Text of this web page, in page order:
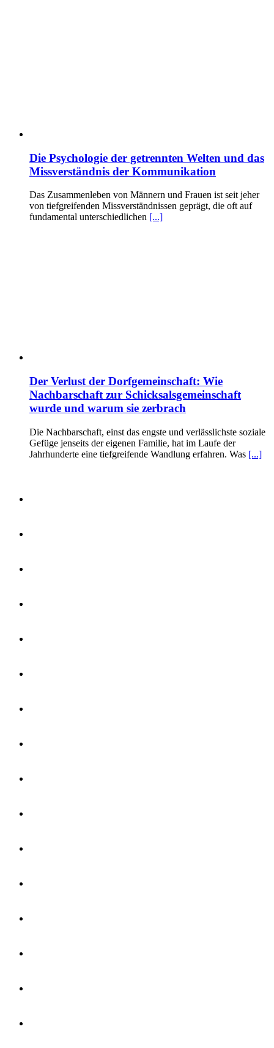
Die Psychologie der getrennten Welten und das
Missverständnis der Kommunikation
Das Zusammenleben von Männern und Frauen ist seit jeher
von tiefgreifenden Missverständnissen geprägt, die oft auf
fundamental unterschiedlichen [...]
Der Verlust der Dorfgemeinschaft: Wie
Nachbarschaft zur Schicksalsgemeinschaft
wurde und warum sie zerbrach
Die Nachbarschaft, einst das engste und verlässlichste soziale
Gefüge jenseits der eigenen Familie, hat im Laufe der
Jahrhunderte eine tiefgreifende Wandlung erfahren. Was [...]